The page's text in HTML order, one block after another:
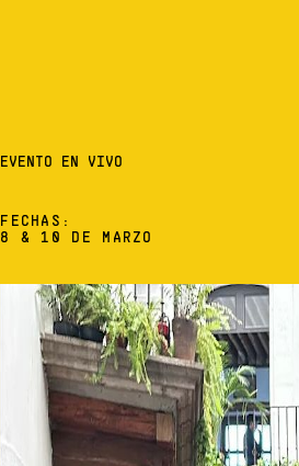
EVENTO EN VIVO
FECHAS:
8 & 10 DE MARZO